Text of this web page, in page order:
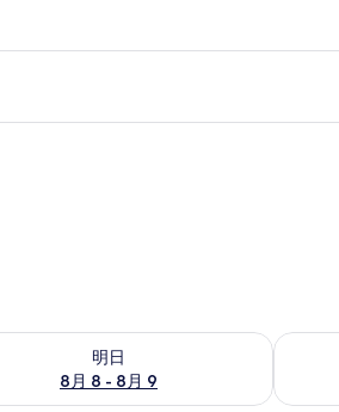
明日
8月 8 - 8月 9
8 - 8月 9 の空室状況をチェック今週末